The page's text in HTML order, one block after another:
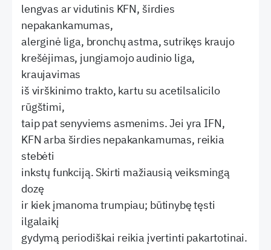
lengvas ar vidutinis KFN, širdies
nepakankamumas,
alerginė liga, bronchų astma, sutrikęs kraujo
krešėjimas, jungiamojo audinio liga,
kraujavimas
iš virškinimo trakto, kartu su acetilsalicilo
rūgštimi,
taip pat senyviems asmenims. Jei yra IFN,
KFN arba širdies nepakankamumas, reikia
stebėti
inkstų funkciją. Skirti mažiausią veiksmingą
dozę
ir kiek įmanoma trumpiau; būtinybę tęsti
ilgalaikį
gydymą periodiškai reikia įvertinti pakartotinai.